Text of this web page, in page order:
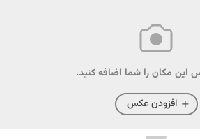
این مکان را شما اضافه کنید.
افزودن عکس